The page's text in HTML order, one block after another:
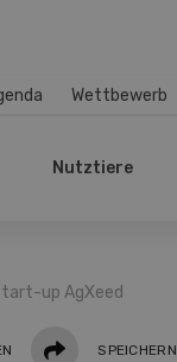
Wettbewerb
Nutztiere
up AgXeed
Teilen SPEICHERN